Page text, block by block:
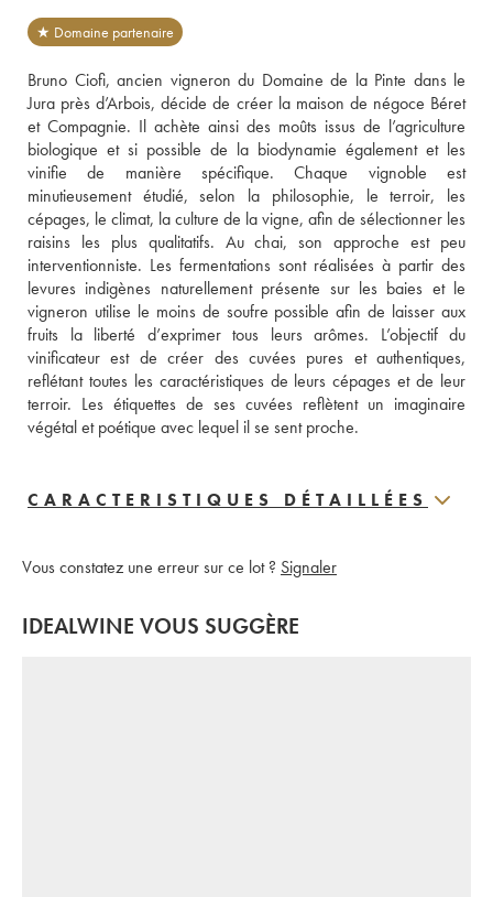
★ Domaine partenaire
Bruno Ciofi, ancien vigneron du Domaine de la Pinte dans le
Jura près d’Arbois, décide de créer la maison de négoce Béret
et Compagnie. Il achète ainsi des moûts issus de l’agriculture
biologique et si possible de la biodynamie également et les
vinifie de manière spécifique. Chaque vignoble est
minutieusement étudié, selon la philosophie, le terroir, les
cépages, le climat, la culture de la vigne, afin de sélectionner les
raisins les plus qualitatifs. Au chai, son approche est peu
interventionniste. Les fermentations sont réalisées à partir des
levures indigènes naturellement présente sur les baies et le
vigneron utilise le moins de soufre possible afin de laisser aux
fruits la liberté d’exprimer tous leurs arômes. L’objectif du
vinificateur est de créer des cuvées pures et authentiques,
reflétant toutes les caractéristiques de leurs cépages et de leur
terroir. Les étiquettes de ses cuvées reflètent un imaginaire
végétal et poétique avec lequel il se sent proche.
CARACTERISTIQUES DÉTAILLÉES
Vous constatez une erreur sur ce lot ? Signaler
IDEALWINE VOUS SUGGÈRE